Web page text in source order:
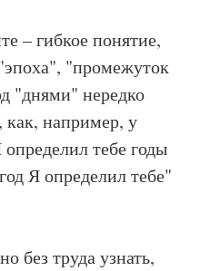
– гибкое понятие,
"промежуток
"днями" нередко
как, например, у
тебе годы
Я определил тебе"
без труда узнать,